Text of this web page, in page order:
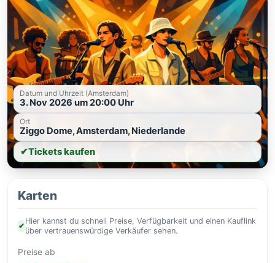
Datum und Uhrzeit (Amsterdam)
3. Nov 2026 um 20:00 Uhr
Ort
Ziggo Dome, Amsterdam, Niederlande
✔Tickets kaufen
Karten
✔
Hier kannst du schnell Preise, Verfügbarkeit und einen Kauflink
über vertrauenswürdige Verkäufer sehen.
Preise ab